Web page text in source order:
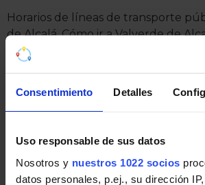
Consentimiento Detalles
Uso responsable de sus datos
Nosotros y nuestros 1022 socios
datos personales, p.ej., su dirección
Horarios de líneas de transporte
de Alcalá. Cómo ir a Valverde de
público.
Comunidad de Madrid
de Madrid en Valverde de Alcalá:
260 Alcala de Henares -